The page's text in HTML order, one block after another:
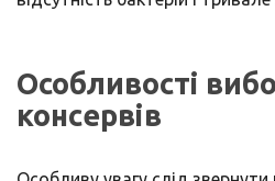
Особливості
консервів